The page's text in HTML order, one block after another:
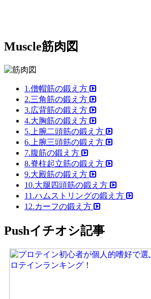
Muscle筋肉図
1.僧帽筋の鍛え方
2.三角筋の鍛え方
3.広背筋の鍛え方
4.大胸筋の鍛え方
5.上腕二頭筋の鍛え方
6.上腕三頭筋の鍛え方
7.腹筋の鍛え方
8.脊柱起立筋の鍛え方
9.大殿筋の鍛え方
10.大腿四頭筋の鍛え方
11.ハムストリングの鍛え方
12.カーフの鍛え方
Pushイチオシ記事